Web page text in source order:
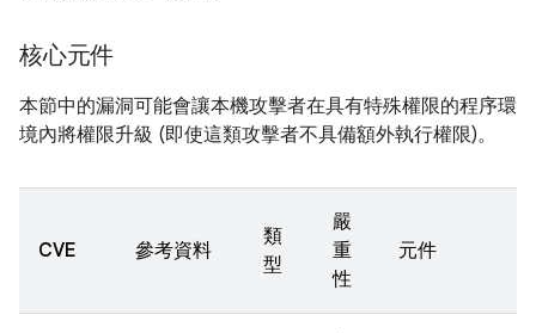
核心元件
本節中的漏洞可能會讓本機攻擊者在具有特殊權限的程序環
境內將權限升級 (即使這類攻擊者不具備額外執行權限)。
CVE 參考資料
類
型
嚴
重
性
元件